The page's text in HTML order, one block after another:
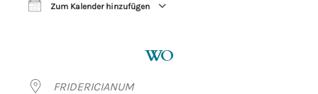
Zum Kalender hinzufügen
WO
FRIDERICIANUM